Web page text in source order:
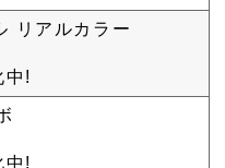
リアルカラー
中!
中!